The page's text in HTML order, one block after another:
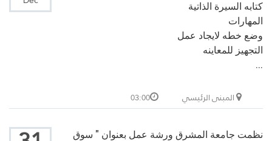
كتابه السيرة الذاتية
المهارات
وضع خطه لايجاد عمل
التجهيز للمعاينه
...
المبنى الرئيسي 03:00
نظمت جامعة المشرق ورشة عمل بعنوان " سوق